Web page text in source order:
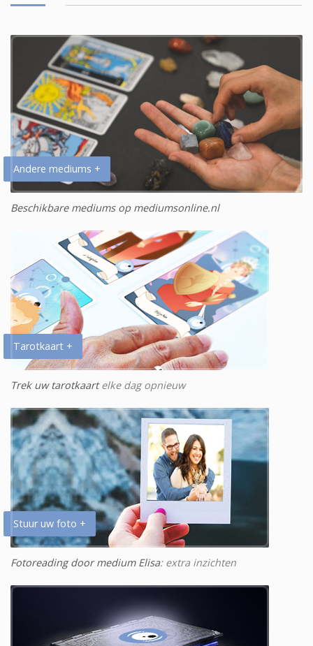
Andere mediums +
Beschikbare mediums op mediumsonline.nl
Tarotkaart +
Trek uw tarotkaartelke dag opnieuw
Stuur uw foto +
Fotoreading door medium Elisa: extra inzichten